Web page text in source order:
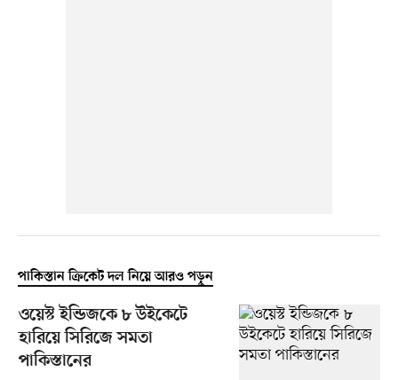
পাকিস্তান ক্রিকেট দল নিয়ে আরও পড়ুন
ওয়েস্ট ইন্ডিজকে ৮ উইকেটে
হারিয়ে সিরিজে সমতা
পাকিস্তানের